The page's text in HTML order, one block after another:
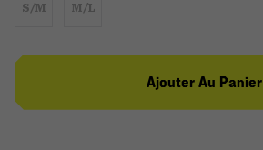
S/M M/L
Ajouter Au Panier